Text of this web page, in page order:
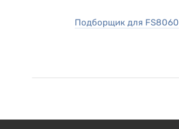
Подборщик для FS8060